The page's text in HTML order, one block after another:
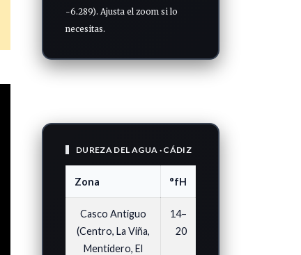
-6.289). Ajusta el zoom si lo
necesitas.
DUREZA DEL AGUA · CÁDIZ
Zona °fH
Casco Antiguo
(Centro, La Viña,
Mentidero, El
14–
20